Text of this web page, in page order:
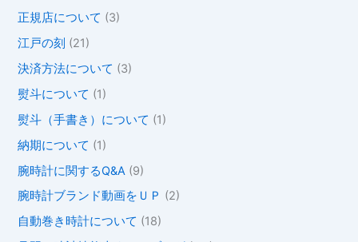
正規店について (3)
江戸の刻 (21)
決済方法について (3)
熨斗について (1)
熨斗（手書き）について (1)
納期について (1)
腕時計に関するQ&A (9)
腕時計ブランド動画をＵＰ (2)
自動巻き時計について (18)